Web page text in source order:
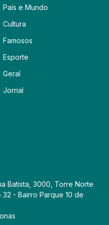
País e Mundo
Cultura
Famosos
Esporte
Geral
Jornal
Batista, 3000, Torre Norte
32 - Bairro Parque 10 de